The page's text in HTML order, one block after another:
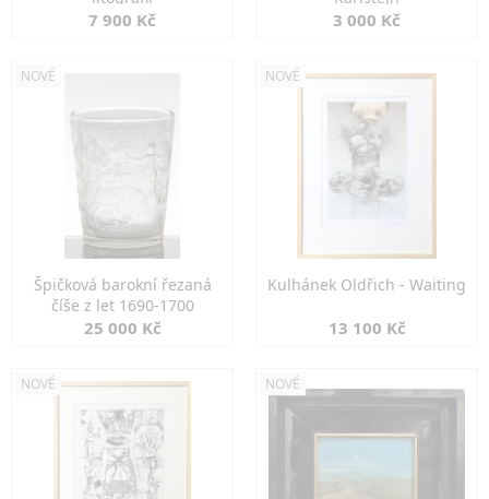
7 900 Kč 3 000 Kč
NOVÉ
Špičková barokní řezaná
číše z let 1690-1700
25 000 Kč
NOVÉ
Kulhánek Oldřich - Waiting
13 100 Kč
NOVÉ NOVÉ